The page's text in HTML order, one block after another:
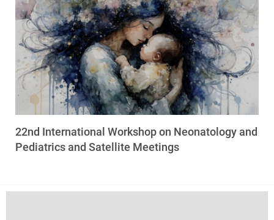
22nd International Workshop on Neonatology and
Pediatrics and Satellite Meetings